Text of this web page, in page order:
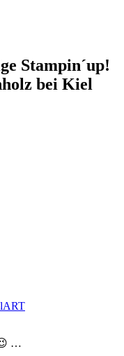
Stampin´up!
bei Kiel
😉 …